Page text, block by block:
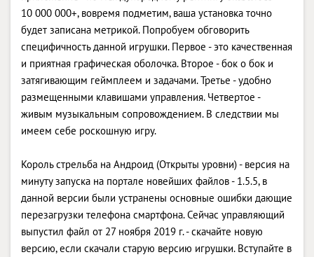
10 000 000+, вовремя подметим, ваша установка точно
будет записана метрикой. Попробуем обговорить
специфичность данной игрушки. Первое - это качественная
и приятная графическая оболочка. Второе - бок о бок и
затягивающим геймплеем и задачами. Третье - удобно
размещенными клавишами управления. Четвертое -
живым музыкальным сопровождением. В следствии мы
имеем себе роскошную игру.
Король стрельба на Андроид (Открыты уровни) - версия на
минуту запуска на портале новейших файлов - 1.5.5, в
данной версии были устранены основные ошибки дающие
перезагрузки телефона смартфона. Сейчас управляющий
выпустил файл от 27 ноября 2019 г. - скачайте новую
версию, если скачали старую версию игрушки. Вступайте в